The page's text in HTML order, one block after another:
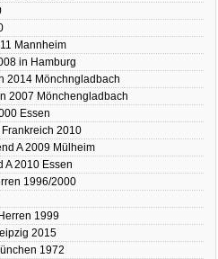
Mannheim
in Hamburg
2014 Mönchngladbach
2007 Mönchengladbach
Essen
2010
A 2009 Mülheim
A 2010 Essen
1996/2000
1999
2015
1972